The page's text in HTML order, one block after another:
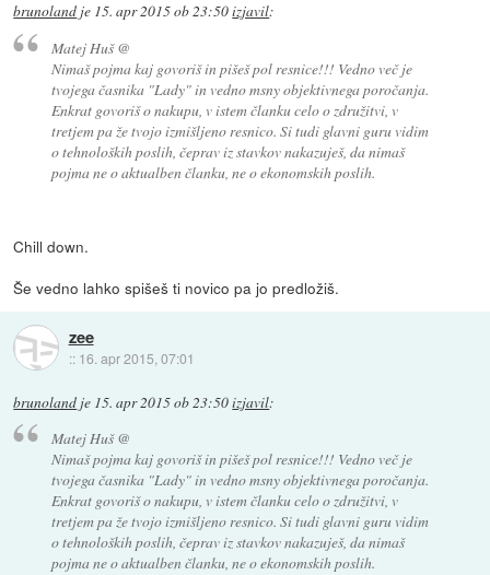
brunoland je 15. apr 2015 ob 23:50izjavil:
Matej Huš @
Nimaš pojma kaj govoriš in pišeš pol resnice!!! Vedno več je
tvojega časnika "Lady" in vedno msny objektivnega poročanja.
Enkrat govoriš o nakupu, v istem članku celo o združitvi, v
tretjem pa že tvojo izmišljeno resnico. Si tudi glavni guru vidim
o tehnoloških poslih, čeprav iz stavkov nakazuješ, da nimaš
pojma ne o aktualben članku, ne o ekonomskih poslih.
Chill down.
Še vedno lahko spišeš ti novico pa jo predložiš.
zee
:: 16. apr 2015, 07:01
brunoland je 15. apr 2015 ob 23:50izjavil:
Matej Huš @
Nimaš pojma kaj govoriš in pišeš pol resnice!!! Vedno več je
tvojega časnika "Lady" in vedno msny objektivnega poročanja.
Enkrat govoriš o nakupu, v istem članku celo o združitvi, v
tretjem pa že tvojo izmišljeno resnico. Si tudi glavni guru vidim
o tehnoloških poslih, čeprav iz stavkov nakazuješ, da nimaš
pojma ne o aktualben članku, ne o ekonomskih poslih.